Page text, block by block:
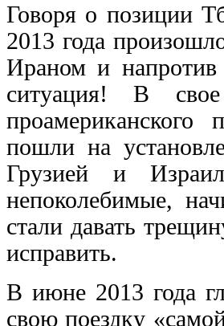
Говоря о позиции
2013 года
Ираном и напротив
ситуация! В
пошли на
Грузией и
непоколебимые,
стали давать
исправить.
В июне 2013 года
свою поездку